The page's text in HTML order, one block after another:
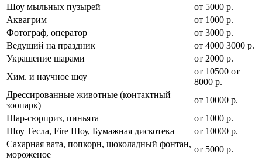
Шоу мыльных пузырей
от 5000 р.
Аквагрим
от 1000 р.
Фотограф, оператор
от 3000 р.
Ведущий на праздник
от 4000 3000 р.
Украшение шарами
от 2000 р.
Хим. и научное шоу
от 10500 от
8000 р.
Дрессированные животные (контактный
зоопарк)
от 10000 р.
Шар-сюрприз, пиньята
от 1000 р.
Шоу Тесла, Fire Шоу, Бумажная дискотека
от 10000 р.
Сахарная вата, попкорн, шоколадный фонтан,
мороженое
от 5000 р.